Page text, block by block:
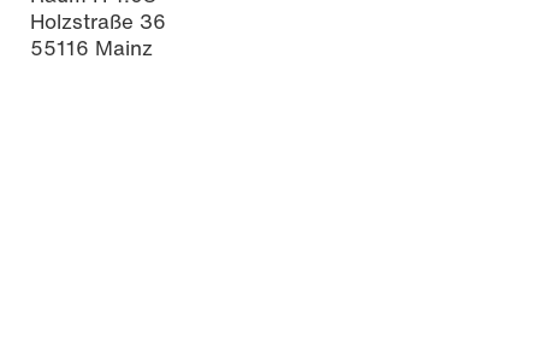
Holzstraße 36
55116 Mainz